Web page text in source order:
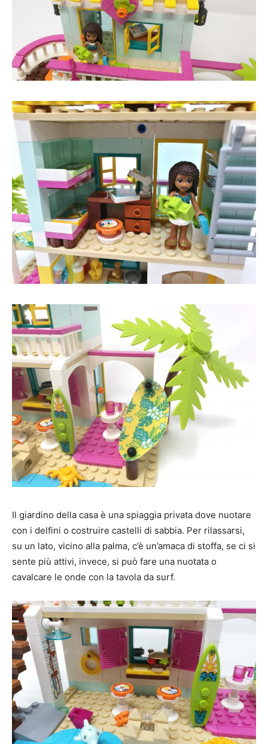
Il giardino della casa è una spiaggia privata dove nuotare
con i delfini o costruire castelli di sabbia. Per rilassarsi,
su un lato, vicino alla palma, c’è un’amaca di stoffa, se ci si
sente più attivi, invece, si può fare una nuotata o
cavalcare le onde con la tavola da surf.